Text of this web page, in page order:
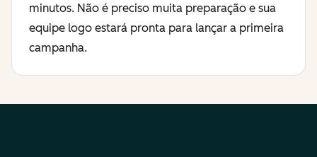
minutos. Não é preciso muita preparação e sua
equipe logo estará pronta para lançar a primeira
campanha.